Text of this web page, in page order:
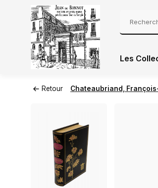
Les
Retour Chateaubriand,